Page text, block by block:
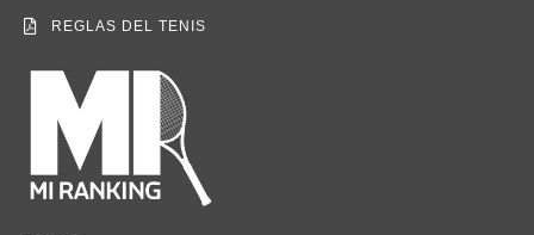
REGLAS DEL TENIS